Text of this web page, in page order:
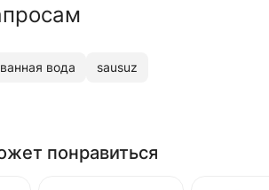
вода sausuz
понравиться